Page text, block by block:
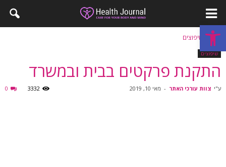
פתח סרגל נגישות
בית שיפוצים
שיפוצים
התקנת פרקטים בבית ובמשרד
ע"י צוות עורכי האתר - מאי 10, 2019 0 3332